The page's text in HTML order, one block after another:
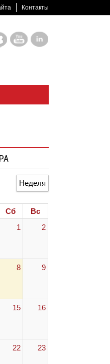
Контакты
Неделя
Сб
Вс
1 2
8 9
15 16
22 23